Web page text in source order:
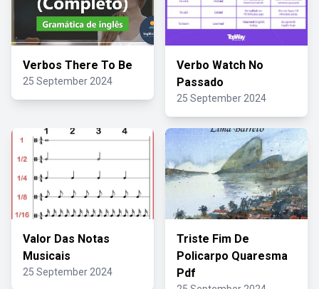
Verbos There To Be
25 September 2024
Verbo Watch No
Passado
25 September 2024
Valor Das Notas
Musicais
25 September 2024
Triste Fim De
Policarpo Quaresma
Pdf